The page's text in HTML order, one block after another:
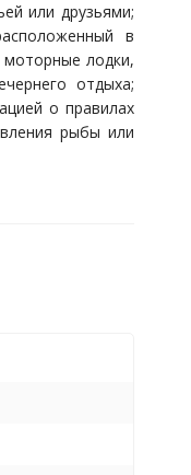
или друзьями;
в
моторные лодки,
отдыха;
о правилах
рыбы или
захотите - без
вполне